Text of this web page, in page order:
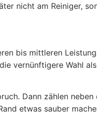
nicht am Reiniger,
bis mittleren
vernünftigere Wahl
Dann zählen
etwas sauber